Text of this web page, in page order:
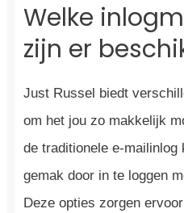
Welke
zijn er
Just Russel biedt
om het jou zo makkelijk
de traditionele e-
gemak door in te loggen
Deze opties zorgen